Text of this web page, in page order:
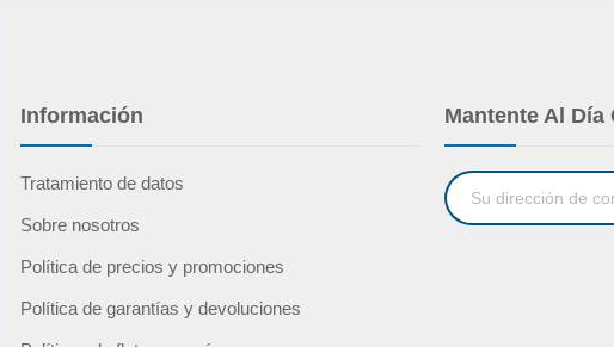
Información
Tratamiento de datos
Sobre nosotros
Política de precios y promociones
Política de garantías y devoluciones
Mantente Al